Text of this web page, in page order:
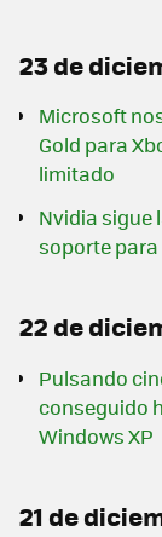
23 de
Microsoft
Gold para
limitado
Nvidia sigue
soporte
22 de
Pulsando
conseguido
Windows XP
21 de